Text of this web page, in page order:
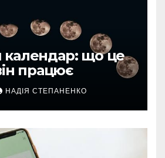
календар: що це
працює
НАДІЯ СТЕПАНЕНКО